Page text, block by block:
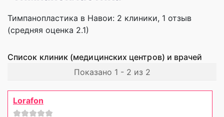
Тимпанопластика в Навои: 2 клиники, 1 отзыв
(средняя оценка 2.1)
Список клиник (медицинских центров) и врачей
Показано 1 - 2 из 2
Lorafon